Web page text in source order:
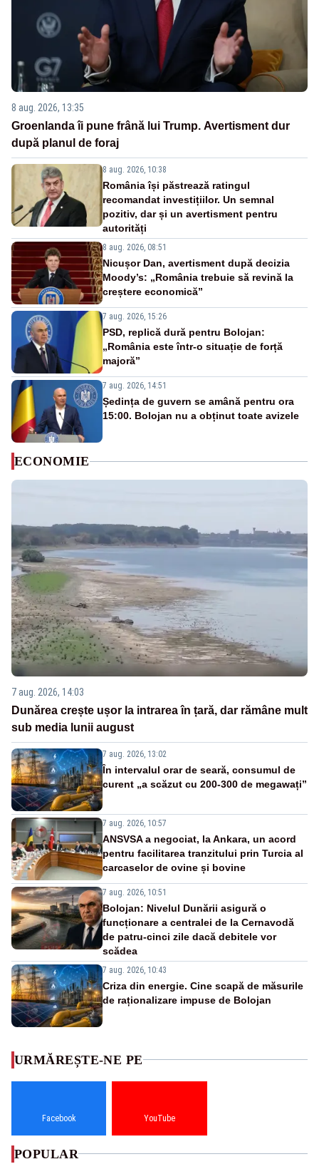
8 aug. 2026, 13:35
Groenlanda îi pune frână lui Trump. Avertisment dur
după planul de foraj
8 aug. 2026, 10:38
România își păstrează ratingul
recomandat investițiilor. Un semnal
pozitiv, dar și un avertisment pentru
autorități
8 aug. 2026, 08:51
Nicușor Dan, avertisment după decizia
Moody’s: „România trebuie să revină la
creștere economică”
7 aug. 2026, 15:26
PSD, replică dură pentru Bolojan:
„România este într-o situație de forță
majoră”
7 aug. 2026, 14:51
Ședința de guvern se amână pentru ora
15:00. Bolojan nu a obținut toate avizele
ECONOMIE
7 aug. 2026, 14:03
Dunărea crește ușor la intrarea în țară, dar rămâne mult
sub media lunii august
7 aug. 2026, 13:02
În intervalul orar de seară, consumul de
curent „a scăzut cu 200-300 de megawați”
7 aug. 2026, 10:57
ANSVSA a negociat, la Ankara, un acord
pentru facilitarea tranzitului prin Turcia al
carcaselor de ovine și bovine
7 aug. 2026, 10:51
Bolojan: Nivelul Dunării asigură o
funcționare a centralei de la Cernavodă
de patru-cinci zile dacă debitele vor
scădea
7 aug. 2026, 10:43
Criza din energie. Cine scapă de măsurile
de raționalizare impuse de Bolojan
URMĂREȘTE-NE PE
Facebook YouTube
POPULAR